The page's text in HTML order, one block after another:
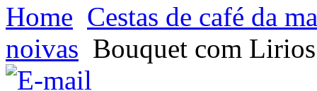
Home Cestas de café da
noivas Bouquet com Lirios